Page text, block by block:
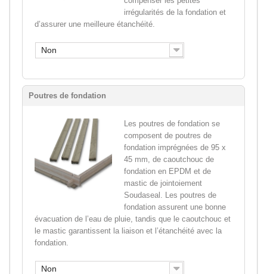
irrégularités de la fondation et
d’assurer une meilleure étanchéité.
Non
Poutres de fondation
Les poutres de fondation se
composent de poutres de
fondation imprégnées de 95 x
45 mm, de caoutchouc de
fondation en EPDM et de
mastic de jointoiement
Soudaseal. Les poutres de
fondation assurent une bonne
évacuation de l’eau de pluie, tandis que le caoutchouc et
le mastic garantissent la liaison et l’étanchéité avec la
fondation.
Non